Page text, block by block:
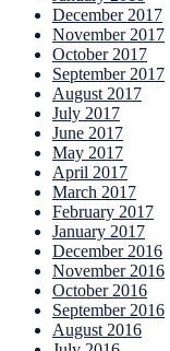
December 2017
November 2017
October 2017
September 2017
August 2017
July 2017
June 2017
May 2017
April 2017
March 2017
February 2017
January 2017
December 2016
November 2016
October 2016
September 2016
August 2016